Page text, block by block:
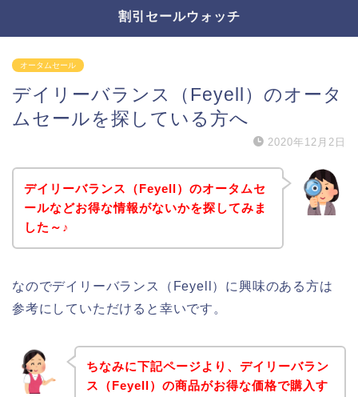
割引セールウォッチ
オータムセール
デイリーバランス（Feyell）のオータ
ムセールを探している方へ
2020年12月2日
デイリーバランス（Feyell）のオータムセ
ールなどお得な情報がないかを探してみま
した～♪
なのでデイリーバランス（Feyell）に興味のある方は
参考にしていただけると幸いです。
ちなみに下記ページより、デイリーバラン
ス（Feyell）の商品がお得な価格で購入す